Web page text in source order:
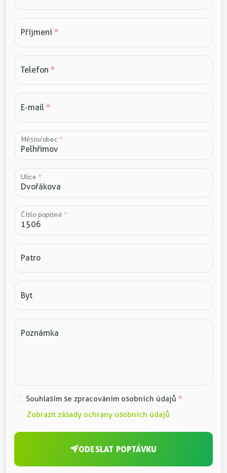
Příjmení *
Telefon *
E-mail *
Město/obec *
Ulice*
Číslo popisné*
Patro
Byt
Poznámka
Souhlasím se zpracováním osobních údajů *
Zobrazit zásady ochrany osobních údajů
ODESLAT POPTÁVKU